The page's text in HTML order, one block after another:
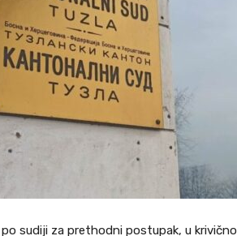
sudiji za prethodni postupak, u